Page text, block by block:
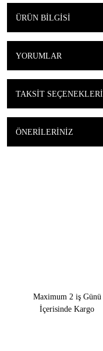
ÜRÜN BILGISI
YORUMLAR
TAKSIT SEÇENEKLERI
ÖNERILERINIZ
Maximum 2 iş Günü
İçerisinde Kargo